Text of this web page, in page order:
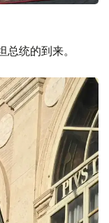
统的到来。